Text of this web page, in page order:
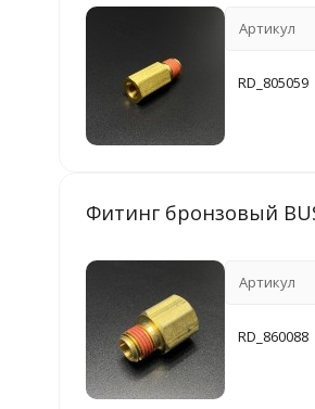
Артикул
RD_805059
Фитинг бронзовый
Артикул
RD_860088